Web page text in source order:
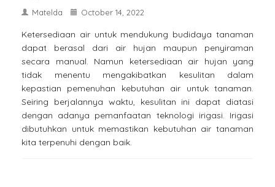
Matelda October 14, 2022
Ketersediaan air untuk mendukung budidaya tanaman
dapat berasal dari air hujan maupun penyiraman
secara manual. Namun ketersediaan air hujan yang
tidak menentu mengakibatkan kesulitan dalam
kepastian pemenuhan kebutuhan air untuk tanaman.
Seiring berjalannya waktu, kesulitan ini dapat diatasi
dengan adanya pemanfaatan teknologi irigasi. Irigasi
dibutuhkan untuk memastikan kebutuhan air tanaman
kita terpenuhi dengan baik.